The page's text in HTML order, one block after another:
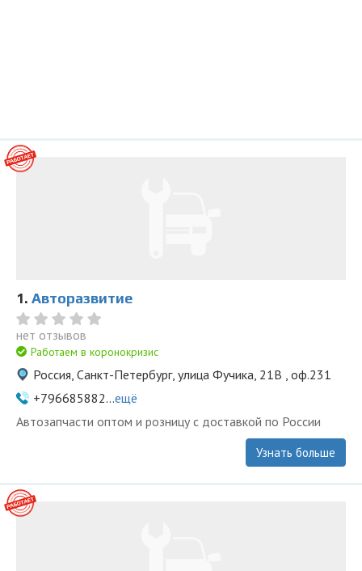
1. Авторазвитие
нет отзывов
Работаем в коронокризис
Россия, Санкт-Петербург, улица Фучика, 21В , оф.231
+796685882...ещё
Автозапчасти оптом и розницу с доставкой по России
Узнать больше